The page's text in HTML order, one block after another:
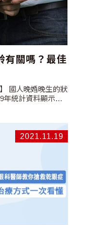
有關嗎？最佳
年統計資料顯示，
孕與懷孕中的爸媽
細胞的品質是否有
從本篇開始！ 研究
增殖率較高！ 根據
胎盤，生育年齡
，胎盤重量與供血
年齡在40歲以下
齡有負相關的關
母體生育年齡有明
周的婦女的樣本。
2021.11.19